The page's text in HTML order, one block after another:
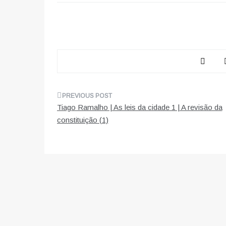
Navegação
de
Tiago Ramalho | As leis da cidade 1 | A revisão da
constituição (1)